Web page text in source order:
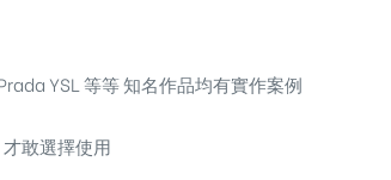
YSL 等等 知名作品均有實作案例
敢選擇使用